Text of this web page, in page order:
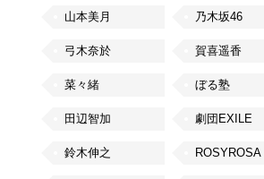
山本美月 乃木坂46
弓木奈於 賀喜遥香
菜々緒 ぼる塾
田辺智加 劇団EXILE
鈴木伸之 ROSYROSA